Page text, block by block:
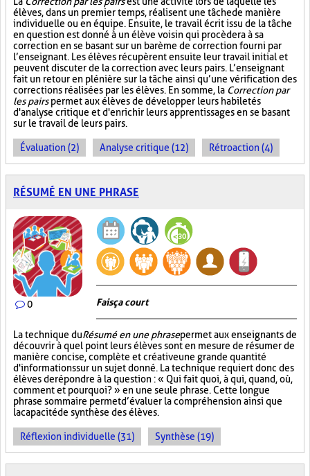
élèves, dans un premier temps, réalisent une tâche de manière
individuelle ou en équipe. Ensuite, le travail écrit issu de la tâche
en question est donné à un élève voisin qui procèdera à sa
correction en se basant sur un barème de correction fourni par
l’enseignant. Les élèves récupèrent ensuite leur travail initial et
peuvent discuter de la correction avec leurs pairs. L’enseignant
fait un retour en plénière sur la tâche ainsi qu’une vérification des
corrections réalisées par les élèves. En somme, la Correction par
les pairspermet aux élèves de développer leurs habiletés
d'analyse critique et d'enrichir leurs apprentissages en se basant
sur le travail de leurs pairs.
Évaluation (2) Analyse critique (12) Rétroaction (4)
RÉSUMÉ EN UNE PHRASE
0 Fais ça court
La technique duRésumé en une phrasepermet aux enseignants de
découvrir à quel point leurs élèves sont en mesure de résumer de
manière concise, complète et créative une grande quantité
d'informations sur un sujet donné. La technique requiert donc des
élèves de répondre à la question : « Qui fait quoi, à qui, quand, où,
comment et pourquoi? » en une seule phrase. Cette longue
phrase sommaire permet d’évaluer la compréhension ainsi que
la capacité de synthèse des élèves.
Réflexion individuelle (31) Synthèse (19)